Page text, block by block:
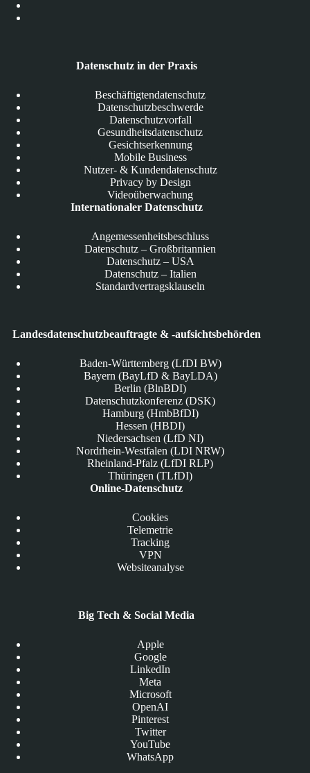
Datenschutz in der Praxis
Beschäftigtendatenschutz
Datenschutzbeschwerde
Datenschutzvorfall
Gesundheitsdatenschutz
Gesichtserkennung
Mobile Business
Nutzer- & Kundendatenschutz
Privacy by Design
Videoüberwachung
Internationaler Datenschutz
Angemessenheitsbeschluss
Datenschutz – Großbritannien
Datenschutz – USA
Datenschutz – Italien
Standardvertragsklauseln
Landesdatenschutzbeauftragte & -aufsichtsbehörden
Baden-Württemberg (LfDI BW)
Bayern (BayLfD & BayLDA)
Berlin (BlnBDI)
Datenschutzkonferenz (DSK)
Hamburg (HmbBfDI)
Hessen (HBDI)
Niedersachsen (LfD NI)
Nordrhein-Westfalen (LDI NRW)
Rheinland-Pfalz (LfDI RLP)
Thüringen (TLfDI)
Online-Datenschutz
Cookies
Telemetrie
Tracking
VPN
Websiteanalyse
Big Tech & Social Media
Apple
Google
LinkedIn
Meta
Microsoft
OpenAI
Pinterest
Twitter
YouTube
WhatsApp